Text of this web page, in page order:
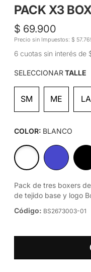
PACK X3
$ 69.900
Precio sin Impuestos: $
6 cuotas sin interés de
SELECCIONARTALLE
SM ME LA
COLOR: BLANCO
Pack de tres boxers
de tejido base y logo
Código: BS2673003-01